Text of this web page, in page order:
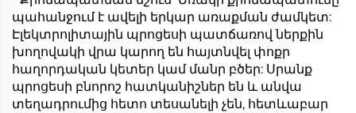
պահանջում է ավելի երկար առաքման ժամկետ:
Էլեկտրոլիտային պրոցեսի պատճառով ներքին
խողովակի վրա կարող են հայտնվել փոքր
հաղորդական կետեր կամ մանր բծեր: Սրանք
պրոցեսի բնորոշ հատկանիշներ են և անվա
տեղադրումից հետո տեսանելի չեն, հետևաբար